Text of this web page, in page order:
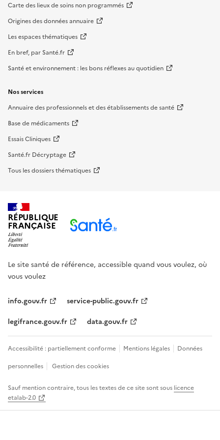
Carte des lieux de soins non programmés
Origines des données annuaire
Les espaces thématiques
En bref, par Santé.fr
Santé et environnement : les bons réflexes au quotidien
Nos services
Annuaire des professionnels et des établissements de santé
Base de médicaments
Essais Cliniques
Santé.fr Décryptage
Tous les dossiers thématiques
RÉPUBLIQUE
FRANÇAISE
Le site santé de référence, accessible quand vous voulez, où
vous voulez
info.gouv.fr
service-public.gouv.fr
legifrance.gouv.fr
data.gouv.fr
Accessibilité : partiellement conforme Mentions légales
Données
personnelles
Gestion des cookies
Sauf mention contraire, tous les textes de ce site sont sous licence
etalab-2.0